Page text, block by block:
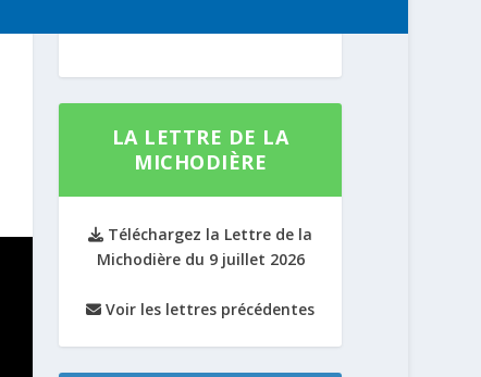
LA LETTRE DE LA
MICHODIÈRE
Téléchargez la Lettre de la
Michodière du 9 juillet 2026
Voir les lettres précédentes